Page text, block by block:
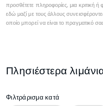
προσθέτετε πληροφορίες, μια κριτική
εδώ μαζί με τους άλλους
οποίο μπορεί να είναι το πραγματικό
Πλησιέστερα
Φιλτράρισμα κατά